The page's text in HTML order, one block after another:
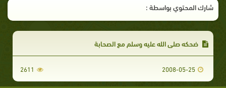
شارك المحتوي بواسطة :
ضحكه صلى الله عليه وسلم مع الصحابة
2008-05-25
2611